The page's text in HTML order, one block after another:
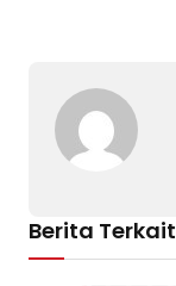
Berita Terkait